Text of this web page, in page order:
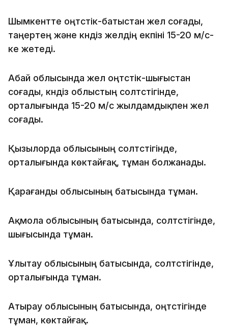
Шымкентте оңтүстік-батыстан жел соғады,
таңертең және күндіз желдің екпіні 15-20 м/с-
ке жетеді.
Абай облысында жел оңтүстік-шығыстан
соғады, күндіз облыстың солтүстігінде,
орталығында 15-20 м/с жылдамдықпен жел
соғады.
Қызылорда облысының солтүстігінде,
орталығында көктайғақ, тұман болжанады.
Қарағанды облысының батысында тұман.
Ақмола облысының батысында, солтүстігінде,
шығысында тұман.
Ұлытау облысының батысында, солтүстігінде,
орталығында тұман.
Атырау облысының батысында, оңтүстігінде
тұман, көктайғақ.